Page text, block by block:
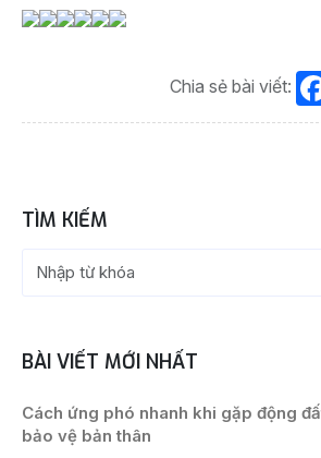
Chia sẻ bài viết:
TÌM KIẾM
BÀI VIẾT MỚI NHẤT
Cách ứng phó nhanh khi gặp động
bảo vệ bản thân